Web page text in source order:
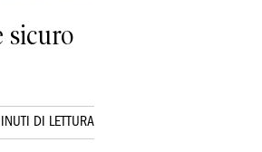
sicuro
DI LETTURA